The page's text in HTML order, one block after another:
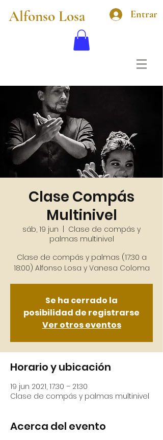
Alfonso Losa Entrar
Clase Compás
Multinivel
sáb, 19 jun
  |
Clase de compás y
palmas multinivel
Clase de compás y palmas (17:30 a
18:00) Alfonso Losa y Vanesa Coloma
Se ha cerrado la
posibilidad de registrarse
Ver otros eventos
Horario y ubicación
19 jun 2021, 17:30 – 21:30
Clase de compás y palmas multinivel
Acerca del evento